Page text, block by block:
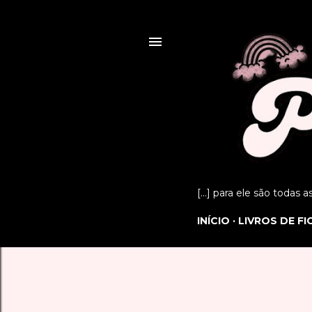
[...] para ele são todas
INÍCIO LIVROS DE